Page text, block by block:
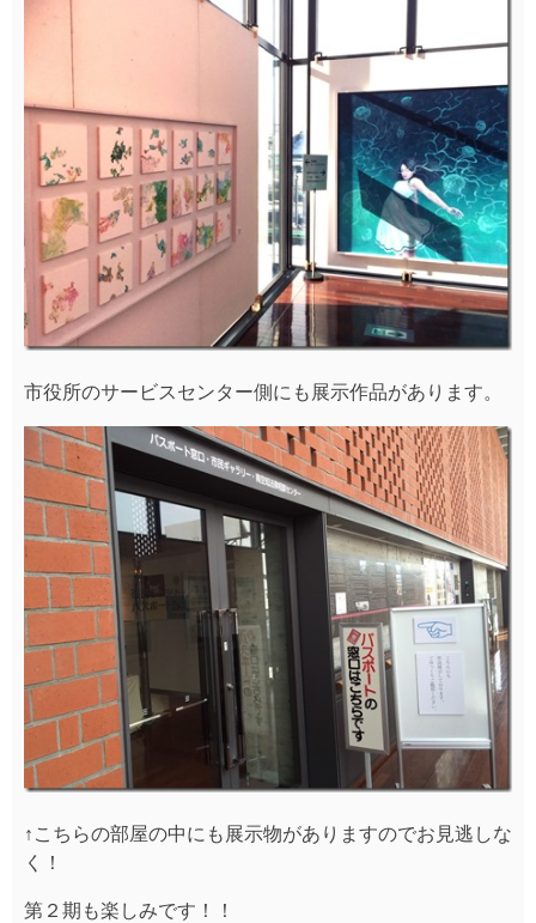
市役所のサービスセンター側にも展示作品があります。
↑こちらの部屋の中にも展示物がありますのでお見逃しな
く！
第２期も楽しみです！！